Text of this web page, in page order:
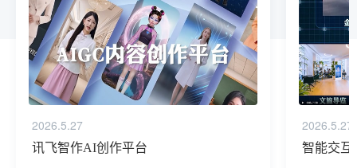
2026.5.27
讯飞智作AI创作平台
2026.5.27
智能交互